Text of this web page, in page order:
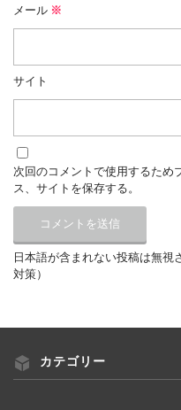
メール ※
サイト
次回のコメントで使用するため
ス、サイトを保存する。
日本語が含まれない投稿は無視
対策）
カテゴリー